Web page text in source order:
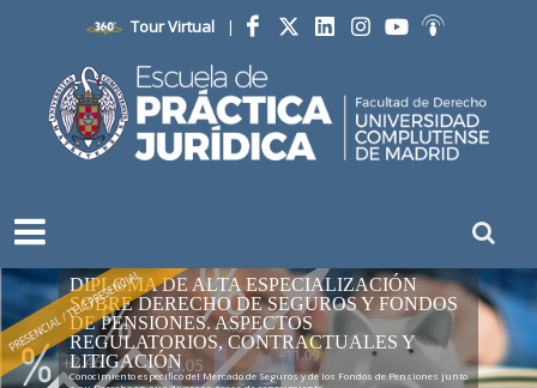
Tour Virtual |
Facebook
PRESENCIAL / TELEPRESENCIAL
DIPLOMA DE ALTA ESPECIALIZACIÓN
SOBRE DERECHO DE SEGUROS Y FONDOS
DE PENSIONES. ASPECTOS
REGULATORIOS, CONTRACTUALES Y
LITIGACIÓN
Conocimiento específico del Mercado de Seguros y de los Fondos de Pensiones junto